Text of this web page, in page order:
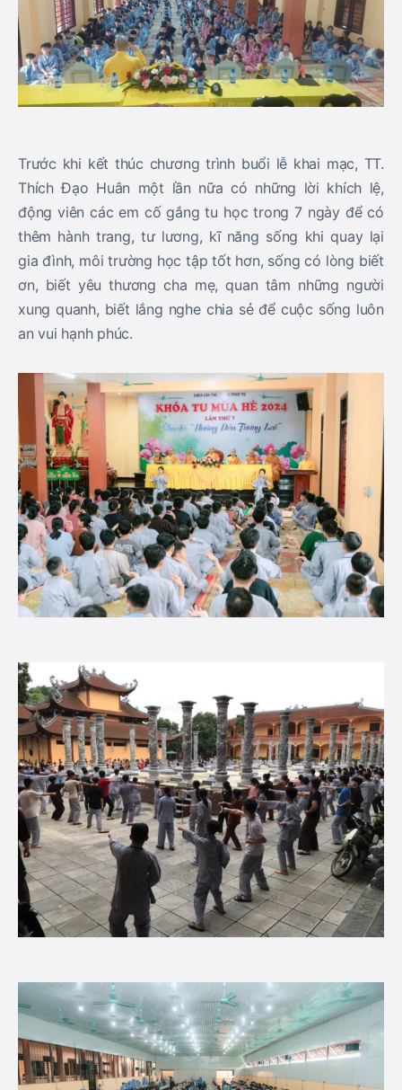
Trước khi kết thúc chương trình buổi lễ khai mạc, TT.
Thích Đạo Huân một lần nữa có những lời khích lệ,
động viên các em cố gắng tu học trong 7 ngày để có
thêm hành trang, tư lương, kĩ năng sống khi quay lại
gia đình, môi trường học tập tốt hơn, sống có lòng biết
ơn, biết yêu thương cha mẹ, quan tâm những người
xung quanh, biết lắng nghe chia sẻ để cuộc sống luôn
an vui hạnh phúc.